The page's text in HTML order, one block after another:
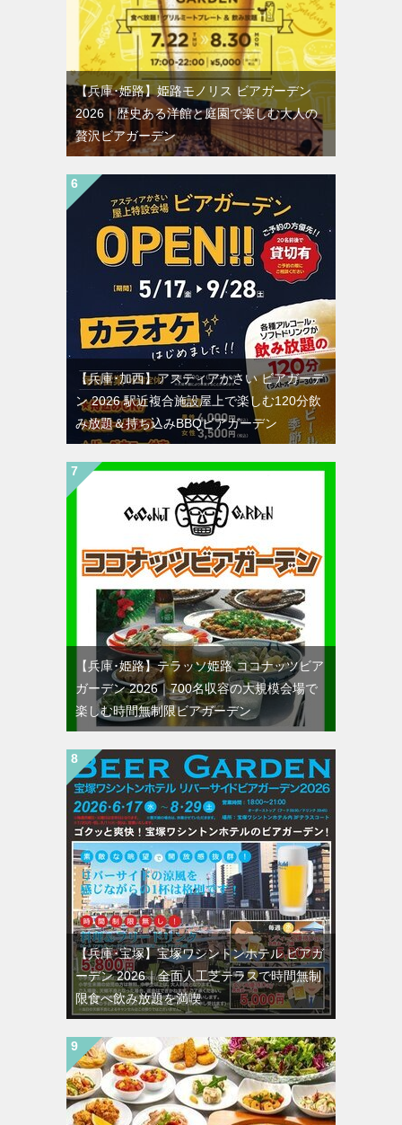
【兵庫･姫路】姫路モノリス ビアガーデン
2026｜歴史ある洋館と庭園で楽しむ大人の
贅沢ビアガーデン
【兵庫･加西】アスティアかさい ビアガーデ
ン 2026 駅近複合施設屋上で楽しむ120分飲
み放題＆持ち込みBBQビアガーデン
【兵庫･姫路】テラッソ姫路 ココナッツビア
ガーデン 2026｜700名収容の大規模会場で
楽しむ時間無制限ビアガーデン
【兵庫･宝塚】宝塚ワシントンホテル ビアガ
ーデン 2026｜全面人工芝テラスで時間無制
限食べ飲み放題を満喫